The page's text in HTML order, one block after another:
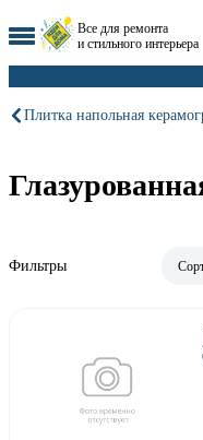
Все для ремонта
и стильного интерьера
Плитка напольная
Фильтры